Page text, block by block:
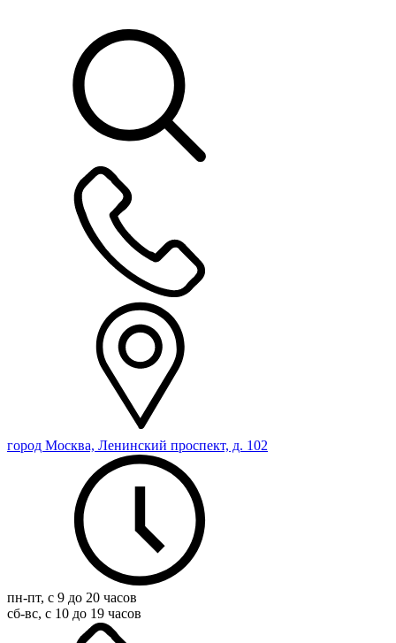
город Москва, Ленинский проспект, д. 102
пн-пт, с 9 до 20 часов
сб-вс, с 10 до 19 часов